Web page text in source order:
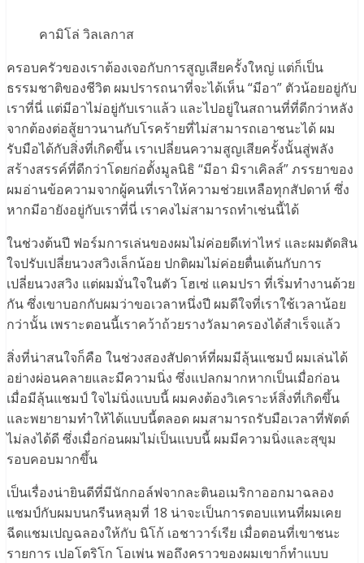
คามิโล่ วิลเลกาส
ครอบครัวของเราต้องเจอกับการสูญเสียครั้งใหญ่ แต่ก็เป็น
ธรรมชาติของชีวิต ผมปรารถนาที่จะได้เห็น “มีอา” ตัวน้อยอยู่กับ
เราที่นี่ แต่มีอาไม่อยู่กับเราแล้ว และไปอยู่ในสถานที่ที่ดีกว่าหลัง
จากต้องต่อสู้ยาวนานกับโรคร้ายที่ไม่สามารถเอาชนะได้ ผม
รับมือได้กับสิ่งที่เกิดขึ้น เราเปลี่ยนความสูญเสียครั้งนั้นสู่พลัง
สร้างสรรค์ที่ดีกว่าโดยก่อตั้งมูลนิธิ “มีอา มิราเคิลส์” ภรรยาของ
ผมอ่านข้อความจากผู้คนที่เราให้ความช่วยเหลือทุกสัปดาห์ ซึ่ง
หากมีอายังอยู่กับเราที่นี่ เราคงไม่สามารถทำเช่นนี้ได้
ในช่วงต้นปี ฟอร์มการเล่นของผมไม่ค่อยดีเท่าไหร่ และผมตัดสิน
ใจปรับเปลี่ยนวงสวิงเล็กน้อย ปกติผมไม่ค่อยตื่นเต้นกับการ
เปลี่ยนวงสวิง แต่ผมมั่นใจในตัว โฮเซ่ แคมปรา ที่เริ่มทำงานด้วย
กัน ซึ่งเขาบอกกับผมว่าขอเวลาหนึ่งปี ผมดีใจที่เราใช้เวลาน้อย
กว่านั้น เพราะตอนนี้เราคว้าถ้วยรางวัลมาครองได้สำเร็จแล้ว
สิ่งที่น่าสนใจก็คือ ในช่วงสองสัปดาห์ที่ผมมีลุ้นแชมป์ ผมเล่นได้
อย่างผ่อนคลายและมีความนิ่ง ซึ่งแปลกมากหากเป็นเมื่อก่อน
เมื่อมีลุ้นแชมป์ ใจไม่นิ่งแบบนี้ ผมคงต้องวิเคราะห์สิ่งที่เกิดขึ้น
และพยายามทำให้ได้แบบนี้ตลอด ผมสามารถรับมือเวลาที่พัตต์
ไม่ลงได้ดี ซึ่งเมื่อก่อนผมไม่เป็นแบบนี้ ผมมีความนิ่งและสุขุม
รอบคอบมากขึ้น
เป็นเรื่องน่ายินดีที่มีนักกอล์ฟจากละตินอเมริกาออกมาฉลอง
แชมป์กับผมบนกรีนหลุมที่ 18 น่าจะเป็นการตอบแทนที่ผมเคย
ฉีดแชมเปญฉลองให้กับ นิโก้ เอชาวาร์เรีย เมื่อตอนที่เขาชนะ
รายการ เปอโตริโก โอเพ่น พอถึงคราวของผมเขาก็ทำแบบ